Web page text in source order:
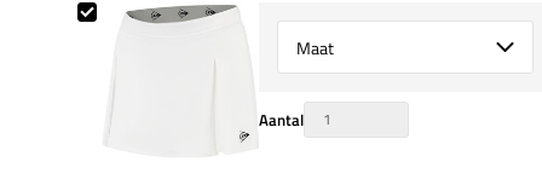
Select {option} for {name}
Aantal
Dunlop Club Skirt